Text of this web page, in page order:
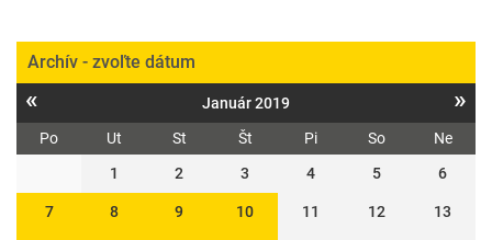
Archív - zvoľte dátum
« Január 2019 »
Po Ut St Št Pi So
Ne
1
2 3 4 5 6
7 8 9 10 11 12 13